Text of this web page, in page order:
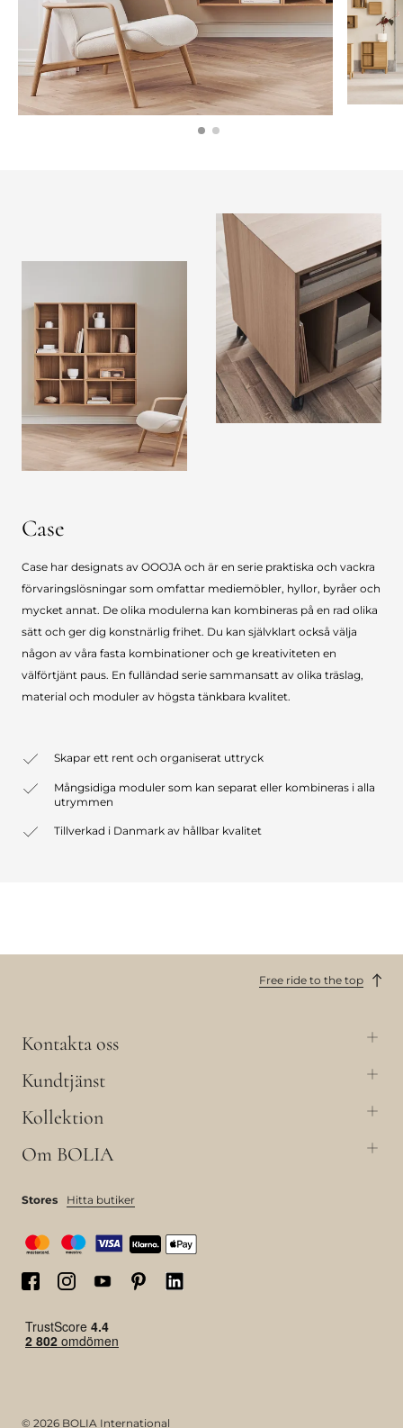
Case
Case har designats av OOOJA och är en serie praktiska och vackra
förvaringslösningar som omfattar mediemöbler, hyllor, byråer och
mycket annat. De olika modulerna kan kombineras på en rad olika
sätt och ger dig konstnärlig frihet. Du kan självklart också välja
någon av våra fasta kombinationer och ge kreativiteten en
välförtjänt paus. En fulländad serie sammansatt av olika träslag,
material och moduler av högsta tänkbara kvalitet.
Skapar ett rent och organiserat uttryck
Mångsidiga moduler som kan separat eller kombineras i alla
utrymmen
Tillverkad i Danmark av hållbar kvalitet
Free ride to the top
Kontakta oss
Kundtjänst
Kollektion
Om BOLIA
© 2026 BOLIA International
Stores Hitta butiker